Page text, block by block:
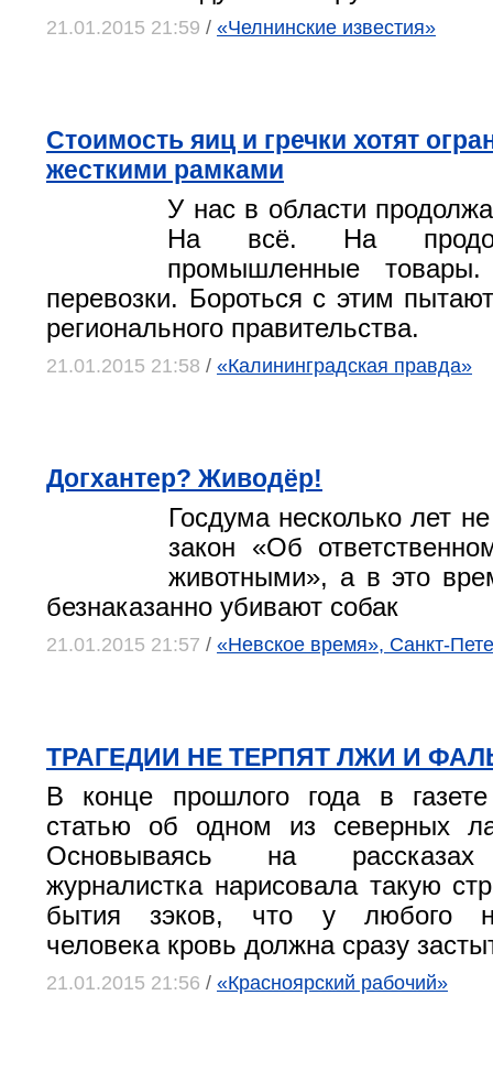
21.01.2015 21:59 / «Челнинские известия»
Стоимость яиц и гречки хотят
жесткими рамками
У нас в области
На всё. На
промышленные
перевозки. Бороться с этим
регионального правительства.
21.01.2015 21:58 / «Калининградская правда»
Догхантер? Живодёр!
Госдума несколько лет
закон «Об
животными», а в это
безнаказанно убивают собак
21.01.2015 21:57 / «Невское время», Санкт-
ТРАГЕДИИ НЕ ТЕРПЯТ ЛЖИ И
В конце прошлого года в
статью об одном из северных
Основываясь на рассказах
журналистка нарисовала такую
бытия зэков, что у любого
человека кровь должна сразу
21.01.2015 21:56 / «Красноярский рабочий»